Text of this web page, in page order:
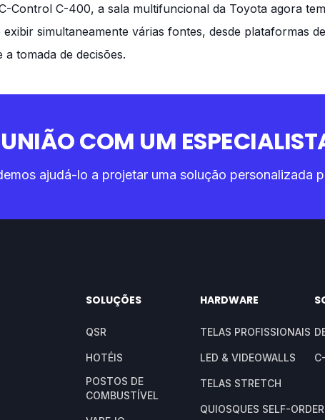
Control C-400, a sala multifuncional da Toyota agora
simultaneamente várias fontes, desde plataformas
tomada de decisões.
COM UM
ajudá-lo a projetar uma solução personalizada
SOLUÇÕES
QSR
HOTÉIS
POSTOS DE
COMBUSTÍVEL
HARDWARE
TELAS PROFISSIONAIS
LED & VIDEOWALLS
TELAS STRETCH
QUIOSQUES SELF-ORDER